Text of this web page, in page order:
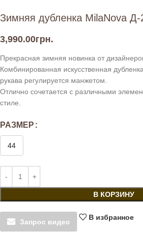
Зимняя дубленка MilaNova
3,990.00грн.
Прекрасная зимняя новинка от
Комбинированная искусственная
рукава регулируется манжетом.
Отлично сочетается с различными
стиле.
РАЗМЕР
44
В КОРЗИНУ
Запрос видео
В избранное